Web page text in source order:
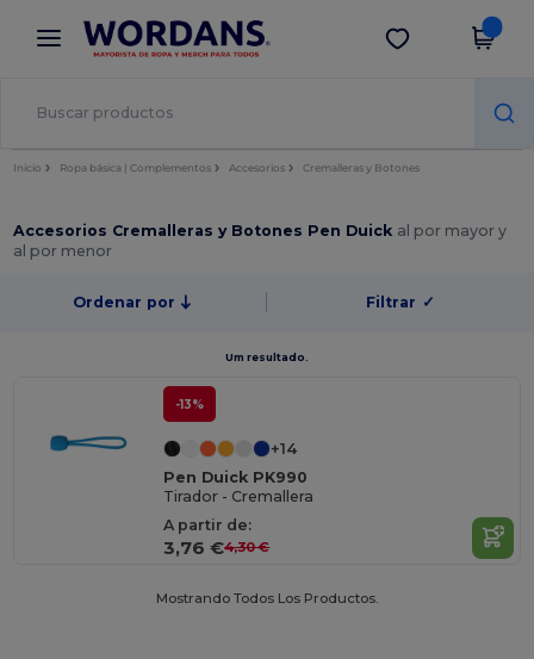
× App de Wordans
¡Mejores precios en app!
Descargar app
Inicio Ropa básica | Complementos Accesorios Cremalleras y Botones
Accesorios Cremalleras y Botones Pen Duick al por mayor y
al por menor
Ordenar por Filtrar ✓
Um resultado.
-13%
+14
Pen Duick PK990
Tirador - Cremallera
A partir de:
3,76 €4,30 €
Mostrando Todos Los Productos.